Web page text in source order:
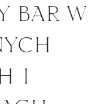
BAR W
I